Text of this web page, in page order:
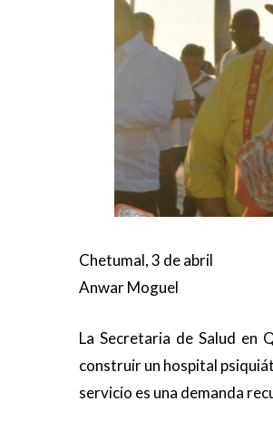
Chetumal, 3 de abril
Anwar Moguel
La Secretaria de Salud en
construir un hospital
servicio es una demanda